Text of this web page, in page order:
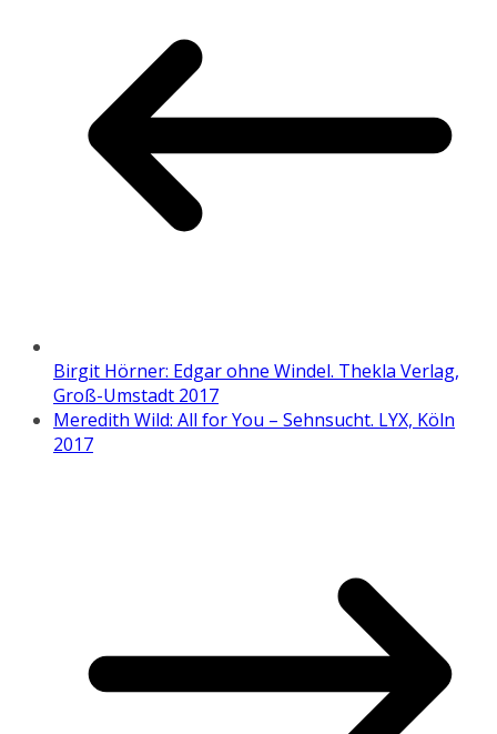
Birgit Hörner: Edgar ohne Windel. Thekla Verlag,
Groß-Umstadt 2017
Meredith Wild: All for You – Sehnsucht. LYX, Köln
2017